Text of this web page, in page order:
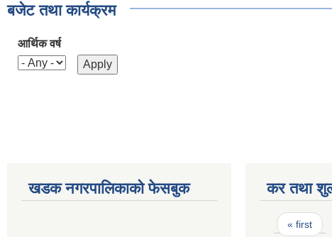
बजेट तथा कार्यक्रम
आर्थिक वर्ष
खडक नगरपालिकाको फेसबुक कर तथा
Pages
« first